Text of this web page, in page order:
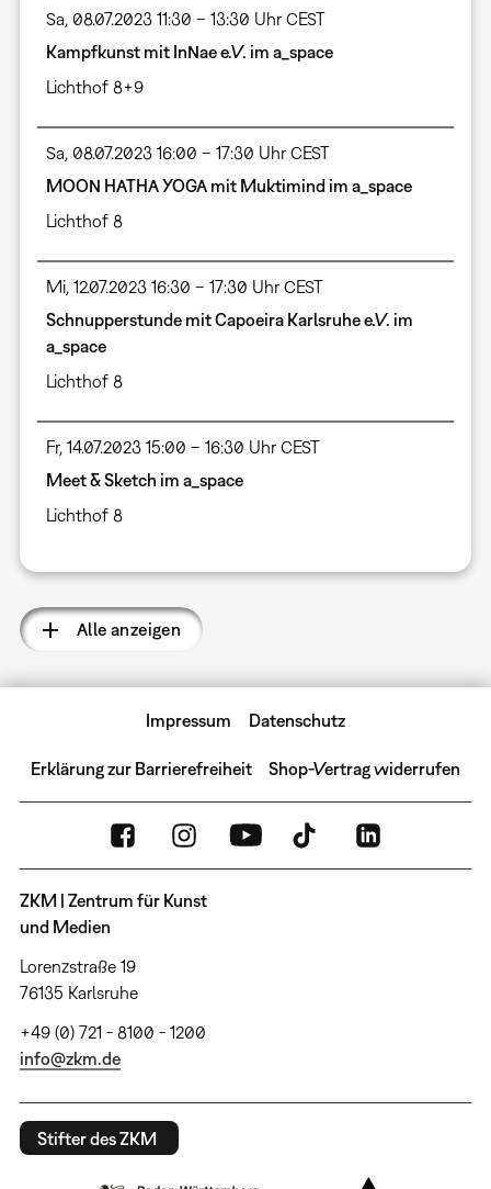
Sa, 08.07.2023 11:30 – 13:30 Uhr CEST
Kampfkunst mit InNae e.V. im a_space
Lichthof 8+9
Sa, 08.07.2023 16:00 – 17:30 Uhr CEST
MOON HATHA YOGA mit Muktimind im a_space
Lichthof 8
Mi, 12.07.2023 16:30 – 17:30 Uhr CEST
Schnupperstunde mit Capoeira Karlsruhe e.V. im
a_space
Lichthof 8
Fr, 14.07.2023 15:00 – 16:30 Uhr CEST
Meet & Sketch im a_space
Lichthof 8
Alle anzeigen
Impressum Datenschutz
Erklärung zur Barrierefreiheit Shop-Vertrag widerrufen
ZKM | Zentrum für Kunst
und Medien
Lorenzstraße 19
76135 Karlsruhe
+49 (0) 721 - 8100 - 1200
info@zkm.de
Stifter des ZKM